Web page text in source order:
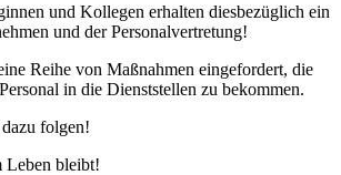
und Kollegen erhalten diesbezüglich ein
und der Personalvertretung!
Reihe von Maßnahmen eingefordert, die
in die Dienststellen zu bekommen.
folgen!
Leben bleibt!